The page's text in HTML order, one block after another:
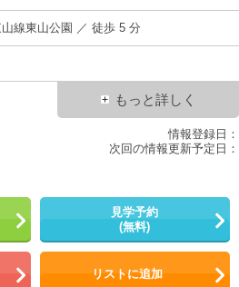
線東山公園 ／ 徒歩 5 分
もっと詳しく
情報登録日：
次回の情報更新予定日：
見学予約
(無料)
リストに追加